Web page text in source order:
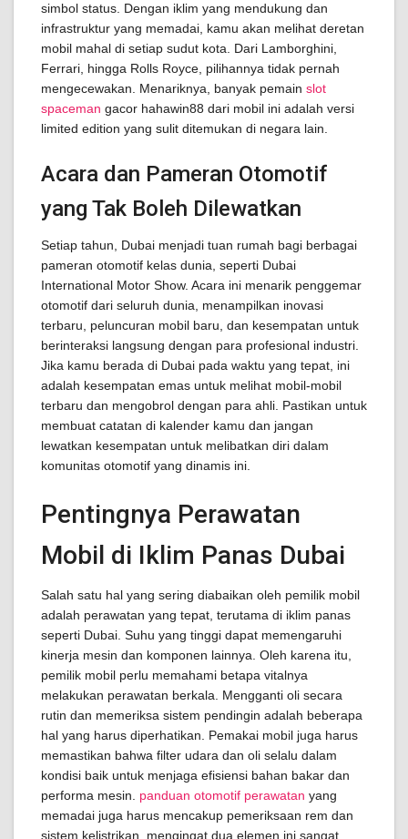
simbol status. Dengan iklim yang mendukung dan
infrastruktur yang memadai, kamu akan melihat deretan
mobil mahal di setiap sudut kota. Dari Lamborghini,
Ferrari, hingga Rolls Royce, pilihannya tidak pernah
mengecewakan. Menariknya, banyak pemain slot
spaceman gacor hahawin88 dari mobil ini adalah versi
limited edition yang sulit ditemukan di negara lain.
Acara dan Pameran Otomotif
yang Tak Boleh Dilewatkan
Setiap tahun, Dubai menjadi tuan rumah bagi berbagai
pameran otomotif kelas dunia, seperti Dubai
International Motor Show. Acara ini menarik penggemar
otomotif dari seluruh dunia, menampilkan inovasi
terbaru, peluncuran mobil baru, dan kesempatan untuk
berinteraksi langsung dengan para profesional industri.
Jika kamu berada di Dubai pada waktu yang tepat, ini
adalah kesempatan emas untuk melihat mobil-mobil
terbaru dan mengobrol dengan para ahli. Pastikan untuk
membuat catatan di kalender kamu dan jangan
lewatkan kesempatan untuk melibatkan diri dalam
komunitas otomotif yang dinamis ini.
Pentingnya Perawatan
Mobil di Iklim Panas Dubai
Salah satu hal yang sering diabaikan oleh pemilik mobil
adalah perawatan yang tepat, terutama di iklim panas
seperti Dubai. Suhu yang tinggi dapat memengaruhi
kinerja mesin dan komponen lainnya. Oleh karena itu,
pemilik mobil perlu memahami betapa vitalnya
melakukan perawatan berkala. Mengganti oli secara
rutin dan memeriksa sistem pendingin adalah beberapa
hal yang harus diperhatikan. Pemakai mobil juga harus
memastikan bahwa filter udara dan oli selalu dalam
kondisi baik untuk menjaga efisiensi bahan bakar dan
performa mesin. panduan otomotif perawatan yang
memadai juga harus mencakup pemeriksaan rem dan
sistem kelistrikan, mengingat dua elemen ini sangat